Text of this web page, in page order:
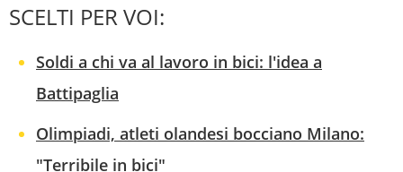
SCELTI PER VOI:
Soldi a chi va al lavoro in bici: l'idea a
Battipaglia
Olimpiadi, atleti olandesi bocciano Milano:
"Terribile in bici"